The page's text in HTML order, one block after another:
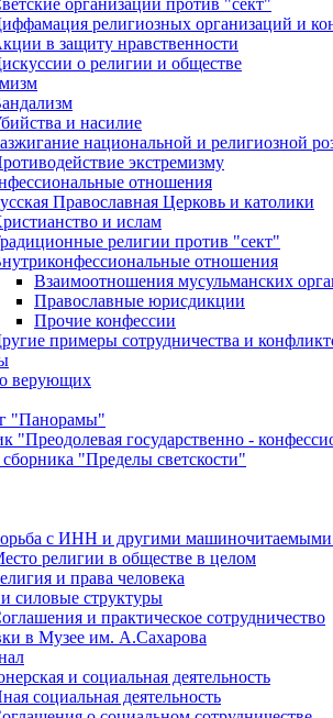
организации против "сект"
религиозных организаций и
в защиту нравственности
о религии и обществе
и насилие
национальной и религиозной
экстремизму
отношения
Православная Церковь и католики
и ислам
религии против "сект"
отношения
Взаимоотношения мусульманских
Православные юрисдикции
Прочие конфессии
примеры сотрудничества и
верующих
"Панорамы"
"Преодолевая государственно -
"Пределы светскости"
с ИНН и другими машиночитаемыми
религии в обществе в целом
и права человека
силовые структуры
и практическое сотрудничество
в Музее им. А.Сахарова
и социальная деятельность
социальная деятельность